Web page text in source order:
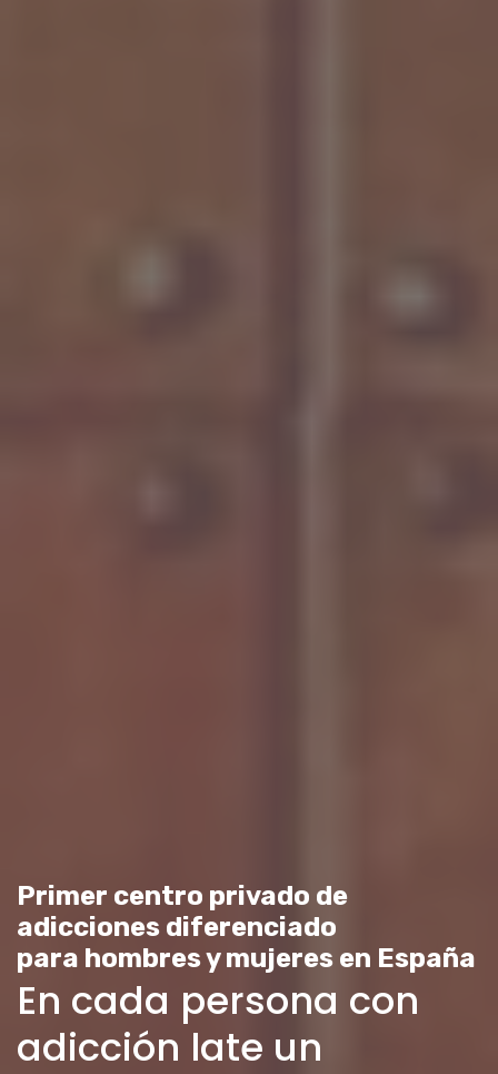
Primer centro privado de
adicciones diferenciado
para hombres y mujeres en España
En cada persona con
adicción late un